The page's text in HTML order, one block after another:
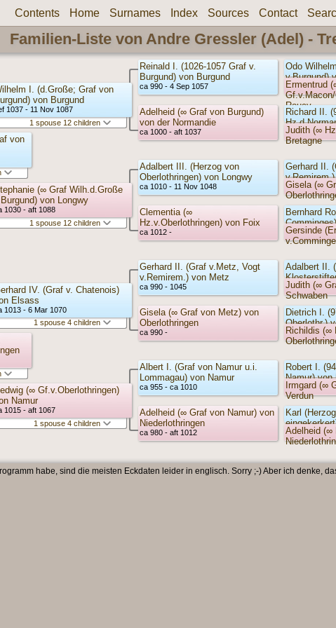
Contents Home Surnames Index Sources Contact
Familien-Liste von Andre Gressler (Adel) -
von
I. (d.Große; Graf von
von Burgund
1037 - 11 Nov 1087
1 spouse 12 children
(∞ Graf Wilh.d.Große
von Longwy
1030 - aft 1088
1 spouse 12 children
IV. (Graf v. Chatenois)
Elsass
1013 - 6 Mar 1070
1 spouse 4 children
(∞ Gf.v.Oberlothringen)
Namur
1015 - aft 1067
1 spouse 4 children
Reinald I. (1026-1057 Graf v.
Burgund) von Burgund
ca 990 - 4 Sep 1057
Adelheid (∞ Graf von Burgund)
von der Normandie
ca 1000 - aft 1037
Adalbert III. (Herzog von
Oberlothringen) von Longwy
ca 1010 - 11 Nov 1048
Clementia (∞
Hz.v.Oberlothringen) von Foix
ca 1012 -
Gerhard II. (Graf v.Metz, Vogt
v.Remirem.) von Metz
ca 990 - 1045
Gisela (∞ Graf von Metz) von
Oberlothringen
ca 990 -
Albert I. (Graf von Namur u.i.
Lommagau) von Namur
ca 955 - ca 1010
Adelheid (∞ Graf von Namur) von
Niederlothringen
ca 980 - aft 1012
Odo
v.Burgund)
Ermentrud
Roucy
Richard II.
Normandie
Judith (∞
Bretagne
Gerhard II.
Gisela (∞
Bernhard
Gersinde
Adalbert II.
Judith (∞
Schwaben
Dietrich I.
Oberlothr.)
Richildis (∞
Robert I.
Namur) von
Irmgard (∞
Verdun
Karl
Adelheid (∞
habe, sind die meisten Eckdaten leider in englisch. Sorry ;-) Aber ich denke,